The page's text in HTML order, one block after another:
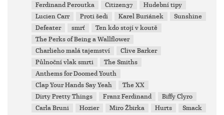
Ferdinand Peroutka
Citizen37
Hudební tipy
Lucien Carr
Proti šedi Karel Buriánek
Sunshine
Defeater
smrť
Ten kdo stojí v koutě
The Perks of Being a Wallflower
Charlieho malá tajemství
Clive Barker
Půlnoční vlak smrti
The Smiths
Anthems for Doomed Youth
Clap Your Hands Say Yeah
The XX
Dirty Pretty Things
Franz Ferdinand
Biffy Clyro
Carla Bruni
Hozier Miro Žbirka Hurts
Smack